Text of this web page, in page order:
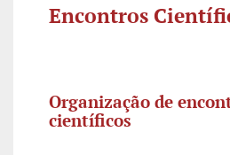
Encontros
Organização de
científicos